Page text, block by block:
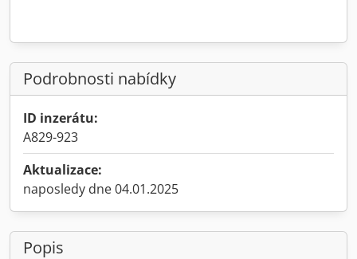
Podrobnosti nabídky
ID inzerátu:
A829-923
Aktualizace:
naposledy dne 04.01.2025
Popis